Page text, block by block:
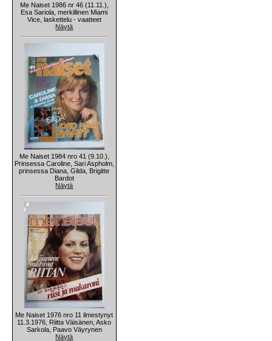
Me Naiset 1986 nr 46 (11.11.),
Esa Sariola, merkillinen Miami
Vice, laskettelu - vaatteet
Näytä
Me Naiset 1984 nro 41 (9.10.),
Prinsessa Caroline, Sari Aspholm,
prinsessa Diana, Gilda, Brigitte
Bardot
Näytä
Me Naiset 1976 nro 11 ilmestynyt
11.3.1976, Riitta Väisänen, Asko
Sarkola, Paavo Väyrynen
Näytä